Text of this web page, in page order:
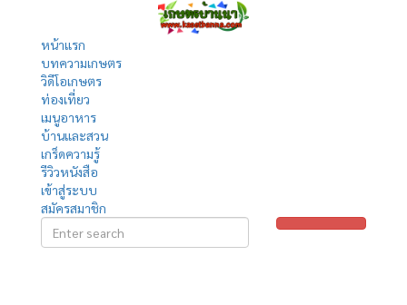
หน้าแรก
บทความเกษตร
วิดีโอเกษตร
ท่องเที่ยว
เมนูอาหาร
บ้านและสวน
เกร็ดความรู้
รีวิวหนังสือ
เข้าสู่ระบบ
สมัครสมาชิก